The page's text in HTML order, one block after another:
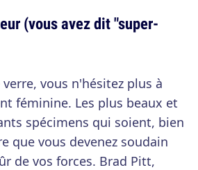
(vous avez dit "super-
vous n'hésitez plus à
féminine. Les plus beaux et
spécimens qui soient, bien
que vous devenez soudain
de vos forces. Brad Pitt,